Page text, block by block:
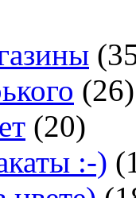
(26)
(20)
:-)